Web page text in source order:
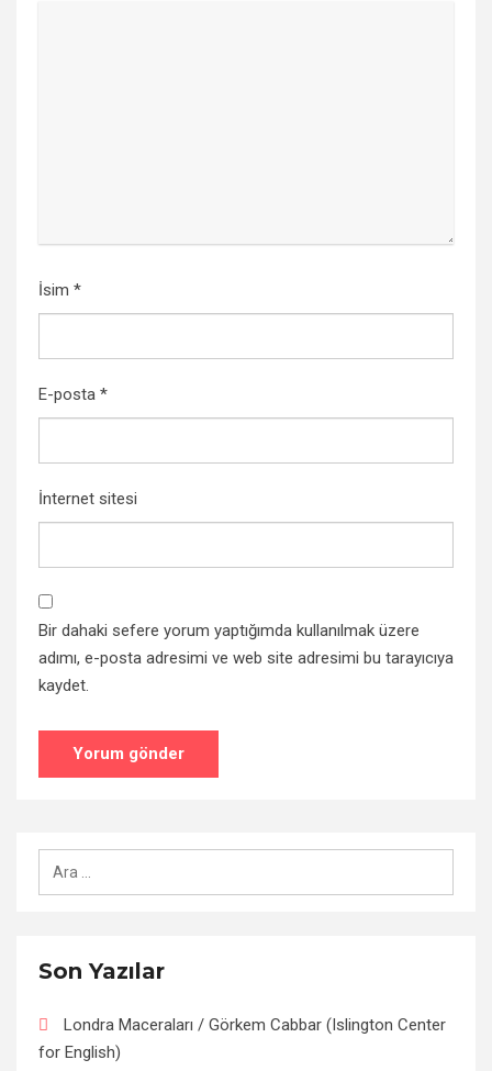
İsim *
E-posta *
İnternet sitesi
Bir dahaki sefere yorum yaptığımda kullanılmak üzere
adımı, e-posta adresimi ve web site adresimi bu tarayıcıya
kaydet.
Son Yazılar
Londra Maceraları / Görkem Cabbar (Islington Center
for English)